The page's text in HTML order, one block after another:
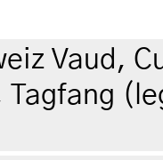
Vaud,
Tagfang